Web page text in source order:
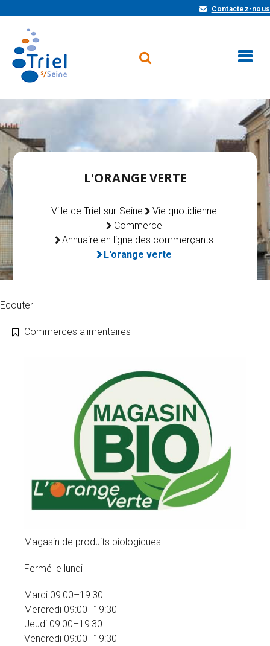
Contactez-nous
L'ORANGE VERTE
Ville de Triel-sur-Seine
Vie quotidienne
Commerce
Annuaire en ligne des commerçants
L'orange verte
Ecouter
Commerces alimentaires
Magasin de produits biologiques.
Fermé le lundi
Mardi 09:00–19:30
Mercredi 09:00–19:30
Jeudi 09:00–19:30
Vendredi 09:00–19:30